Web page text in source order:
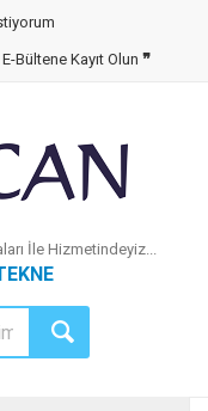
Bültene Kayıt Olun ❞
İle Hizmetindeyiz...